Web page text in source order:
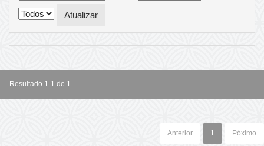
Resultado 1-1 de 1.
Anterior 1 Póximo